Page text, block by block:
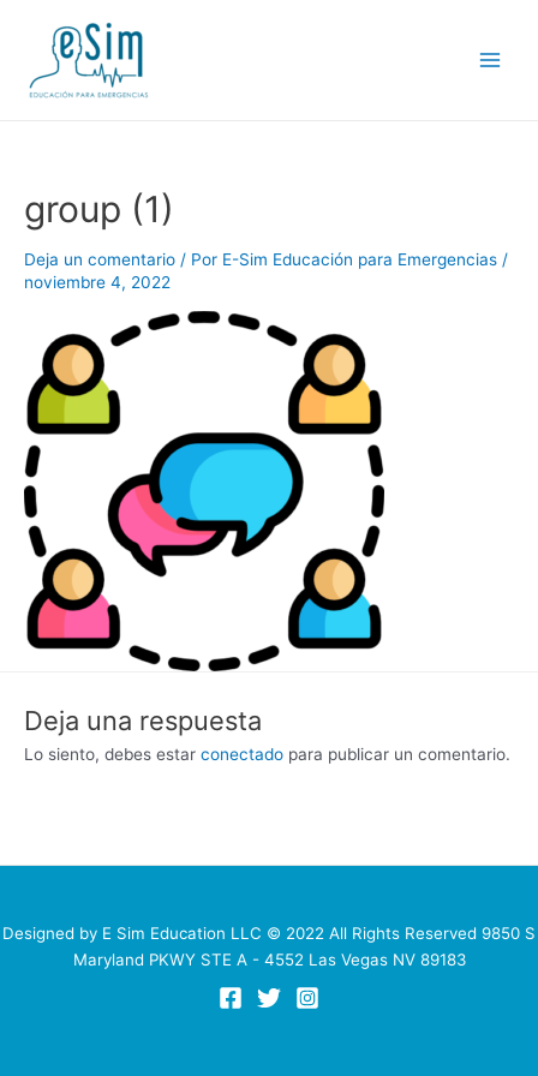
contenido
group (1)
Deja un comentario / Por E-Sim Educación para Emergencias /
noviembre 4, 2022
Deja una respuesta
Lo siento, debes estar conectado para publicar un comentario.
Designed by E Sim Education LLC © 2022 All Rights Reserved 9850 S
Maryland PKWY STE A - 4552 Las Vegas NV 89183